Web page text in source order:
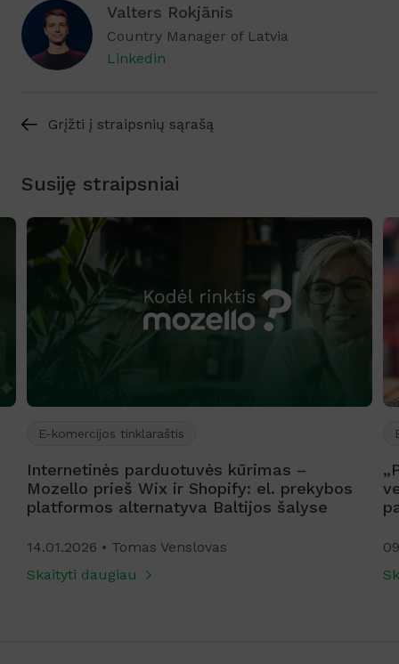
Valters Rokjānis
Country Manager of Latvia
Linkedin
Grįžti į straipsnių sąrašą
Susiję straipsniai
E-komercijos tinklaraštis
Internetinės parduotuvės kūrimas –
Mozello prieš Wix ir Shopify: el. prekybos
platformos alternatyva Baltijos šalyse
14.01.2026
Tomas Venslovas
Skaityti daugiau